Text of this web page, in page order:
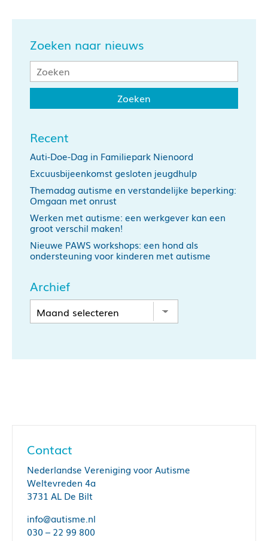
Zoeken naar nieuws
Recent
Auti-Doe-Dag in Familiepark Nienoord
Excuusbijeenkomst gesloten jeugdhulp
Themadag autisme en verstandelijke beperking:
Omgaan met onrust
Werken met autisme: een werkgever kan een
groot verschil maken!
Nieuwe PAWS workshops: een hond als
ondersteuning voor kinderen met autisme
Archief
Contact
Nederlandse Vereniging voor Autisme
Weltevreden 4a
3731 AL De Bilt
info@autisme.nl
030 – 22 99 800